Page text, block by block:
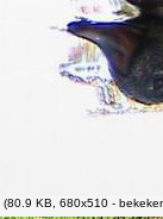
(80.9 KB, 680x510 -